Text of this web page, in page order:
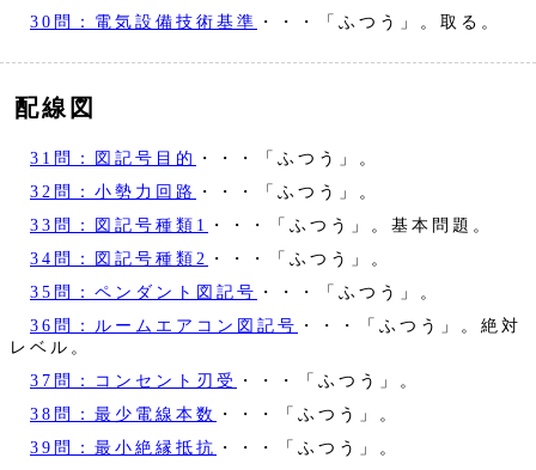
30問：電気設備技術基準 ・・・「ふつう」。取る。
配線図
31問：図記号目的
・・・「ふつう」。
32問：小勢力回路
・・・「ふつう」。
33問：図記号種類1
・・・「ふつう」。基本問題。
34問：図記号種類2
・・・「ふつう」。
35問：ペンダント図記号 ・・・「ふつう」。
36問：ルームエアコン図記号 ・・・「ふつう」。絶対
レベル。
37問：コンセント刃受
・・・「ふつう」。
38問：最少電線本数
・・・「ふつう」。
39問：最小絶縁抵抗 ・・・「ふつう」。